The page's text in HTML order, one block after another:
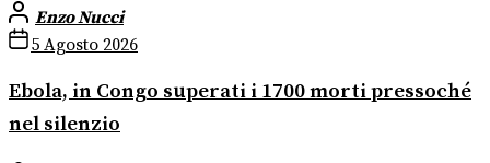
Enzo Nucci
5 Agosto 2026
Ebola, in Congo superati i 1700 morti pressoché
nel silenzio